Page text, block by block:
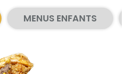
MENUS ENFANTS